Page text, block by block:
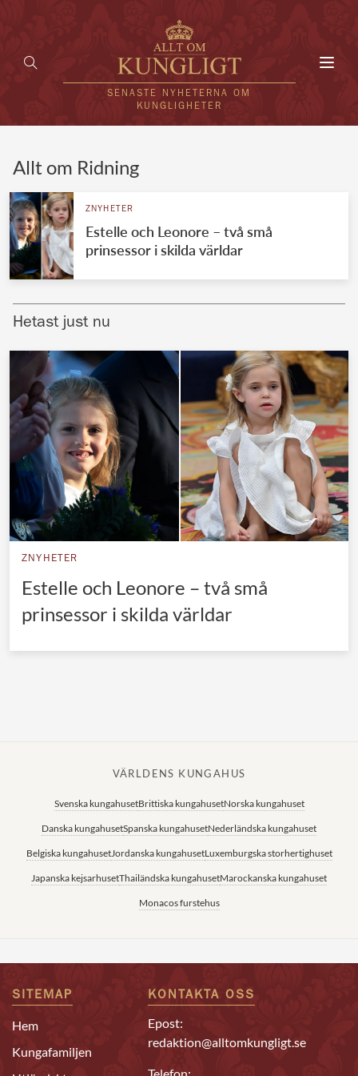
SENASTE NYHETERNA OM
KUNGLIGHETER
UTLÄNDSKT
VÄRLDENS KUNGAHUS
Brittiska kungahuset
Norska kungahuset
Danska kungahuset
Spanska kungahuset
Nederländska kungahuset
Belgiska kungahuset
Jordanska kungahuset
Japanska kejsarhuset
Thailändska kungahuset
Allt om Ridning
ZNYHETER
Estelle och Leonore – två små
prinsessor i skilda världar
Hetast just nu
ZNYHETER
Estelle och Leonore – två små
prinsessor i skilda världar
VÄRLDENS KUNGAHUS
Svenska kungahusetBrittiska kungahusetNorska kungahuset
Danska kungahusetSpanska kungahusetNederländska kungahuset
Belgiska kungahusetJordanska kungahusetLuxemburgska storhertighuset
Japanska kejsarhusetThailändska kungahusetMarockanska kungahuset
Monacos furstehus
SITEMAP
Hem
Kungafamiljen
KONTAKTA OSS
Epost:
redaktion@alltomkungligt.se